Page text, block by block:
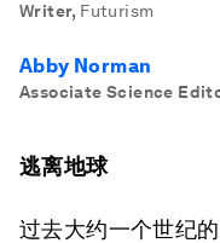
Writer, Futurism
Abby Norman
Associate Science
逃离地球
过去大约一个世纪